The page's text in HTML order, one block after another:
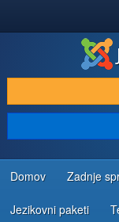
PRENESI IN RAZŠIRI
ODKRIJTE & IZVEJTE
SKUPNOST IN
VIRI ZA RAZVIJALCE
Domov Zadnje
Jezikovni paketi